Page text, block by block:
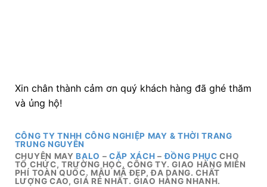
Xin chân thành cảm ơn quý khách hàng đã ghé thăm
và ủng hộ!
CÔNG TY TNHH CÔNG NGHIỆP MAY & THỜI TRANG
TRUNG NGUYÊN
CHUYÊN MAYBALO –CẶP XÁCH –ĐỒNG PHỤC CHO
TỔ CHỨC, TRƯỜNG HỌC, CÔNG TY. GIAO HÀNG MIỄN
PHÍ TOÀN QUỐC. MẪU MÃ ĐẸP, ĐA DANG. CHẤT
LƯỢNG CAO, GIÁ RẺ NHẤT. GIAO HÀNG NHANH.